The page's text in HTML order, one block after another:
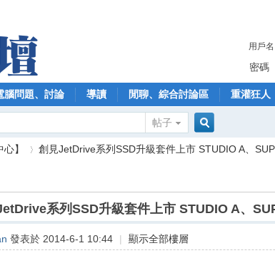
用戶名
密碼
腦問題、討論 導讀 閒聊、綜合討論區 重灌狂人
帖子
搜
索
】
›
創見JetDrive系列SSD升級套件上市 STUDIO A、
系列SSD升級套件上市 STUDIO A、
發表於 2014-6-1 10:44 | 顯示全部樓層